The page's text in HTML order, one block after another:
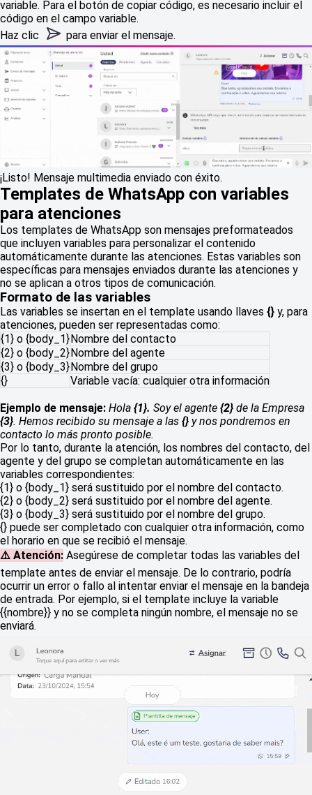
variable. Para el botón de copiar código, es necesario incluir el
código en el campo variable.
Haz clic
para enviar el mensaje.
¡Listo! Mensaje multimedia enviado con éxito.
Templates de WhatsApp con variables
para atenciones
Los templates de WhatsApp son mensajes preformateados
que incluyen variables para personalizar el contenido
automáticamente durante las atenciones. Estas variables son
específicas para mensajes enviados durante las atenciones y
no se aplican a otros tipos de comunicación.
Formato de las variables
Las variables se insertan en el template usando llaves {} y, para
atenciones, pueden ser representadas como:
{1} o {body_1} Nombre del contacto
{2} o {body_2} Nombre del agente
{3} o {body_3} Nombre del grupo
{}
Variable vacía: cualquier otra información
Ejemplo de mensaje: Hola {1}. Soy el agente {2} de la Empresa
{3}. Hemos recibido su mensaje a las {} y nos pondremos en
contacto lo más pronto posible.
Por lo tanto, durante la atención, los nombres del contacto, del
agente y del grupo se completan automáticamente en las
variables correspondientes:
{1} o {body_1} será sustituido por el nombre del contacto.
{2} o {body_2} será sustituido por el nombre del agente.
{3} o {body_3} será sustituido por el nombre del grupo.
{} puede ser completado con cualquier otra información, como
el horario en que se recibió el mensaje.
⚠️ Atención: Asegúrese de completar todas las variables del
template antes de enviar el mensaje. De lo contrario, podría
ocurrir un error o fallo al intentar enviar el mensaje en la bandeja
de entrada. Por ejemplo, si el template incluye la variable
{{nombre}} y no se completa ningún nombre, el mensaje no se
enviará.